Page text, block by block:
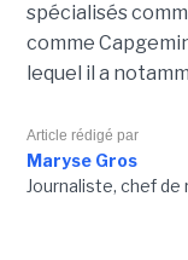
spécialisés
comme
lequel il a
Article rédigé par
Maryse Gros
Journaliste, chef de